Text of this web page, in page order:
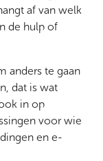
af van welk
de hulp of
anders te gaan
dat is wat
in op
voor wie
en e-